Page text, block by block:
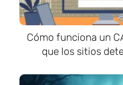
Cómo funciona un
que los sitios